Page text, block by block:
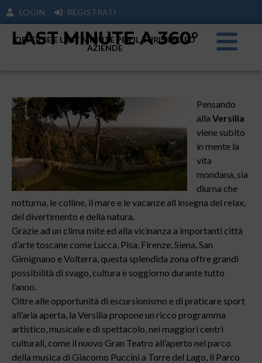
LOGIN REGISTRATI
LAST MINUTE A 360°
OFFERTE E LAST MINUTE PER IL TURISIMO ED
AZIENDE
Pensando
alla Versilia
viene subito
in mente la
vita
mondana, sia
diurna che
notturna, le colline, il mare e le vacanze all insegna del relax,
del divertimento e della natura.
Grazie ad un clima mite ed alla vicinanza a importanti città
d’arte toscane come Lucca, Pisa, Firenze, Siena, San
Gimignano e Volterra, questa splendida zona offre grandi
possibilità di svago, cultura e soggiorno durante tutto
l’anno.
Oltre alle opportunità di escursionismo e di praticare sport
all’aria aperta, la Versilia propone un ricco programma
artistico, musicale e di spettacolo, nei maggiori centri
culturali, come il nuovo Gran Teatro all’aperto nel parco
della musica di Giacomo Puccini a Torre del Lago, il Parco